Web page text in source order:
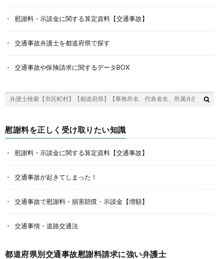
慰謝料・示談金に関する算定資料【交通事故】
交通事故弁護士を都道府県で探す
交通事故や保険請求に関するデータBOX
慰謝料を正しく受け取りたい知識
慰謝料・示談金に関する算定資料【交通事故】
交通事故が起きてしまった！
交通事故で慰謝料・損害賠償・示談金【増額】
交通事情・道路交通法
都道府県別交通事故慰謝料請求に強い弁護士